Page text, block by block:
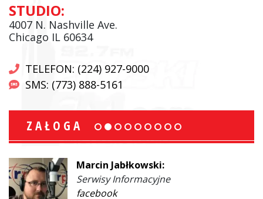
STUDIO:
4007 N. Nashville Ave.
Chicago IL 60634
TELEFON: (224) 927-9000
SMS: (773) 888-5161
ZAŁOGA
Marcin Jabłkowski:
Serwisy Informacyjne
facebook